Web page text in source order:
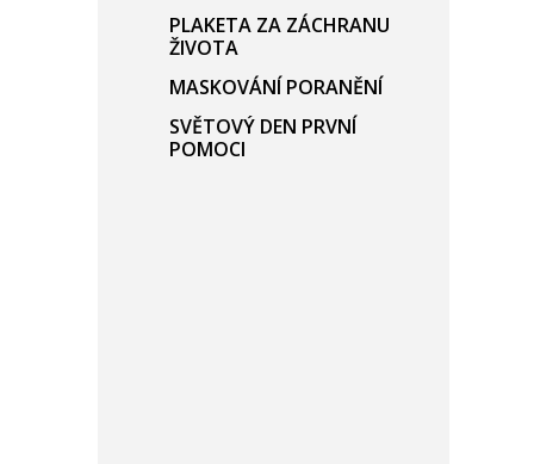
PLAKETA ZA ZÁCHRANU
ŽIVOTA
MASKOVÁNÍ PORANĚNÍ
SVĚTOVÝ DEN PRVNÍ
POMOCI